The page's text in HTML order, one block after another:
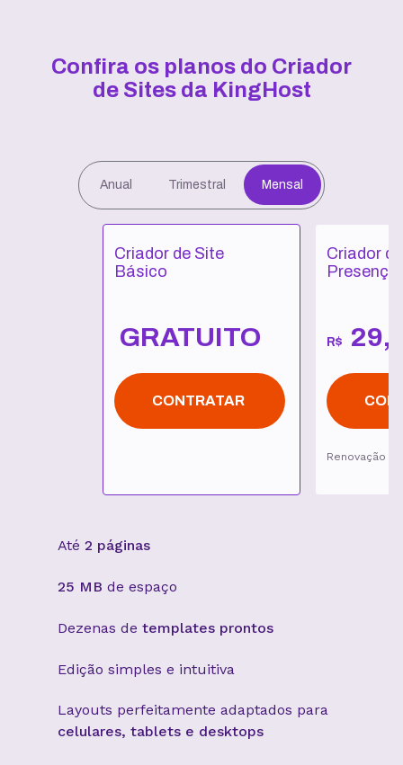
Confira os planos do Criador
de Sites da KingHost
Anual Trimestral Mensal
Criador de Site
Básico
GRATUITO
CONTRATAR
Criador
Presença
R$ 29,
Renovação
Até 2 páginas
25 MB de espaço
Dezenas de templates prontos
Edição simples e intuitiva
Layouts perfeitamente adaptados para
celulares, tablets e desktops